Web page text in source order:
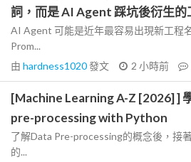
詞，而是 AI Agent 踩坑後衍生的
AI Agent 可能是近年最容易出現新工程
Prom...
由 hardness1020發文 2 小時前
[Machine Learning A-Z [2026] ]
pre-processing with Python
了解Data Pre-processing的概念後，接
的...